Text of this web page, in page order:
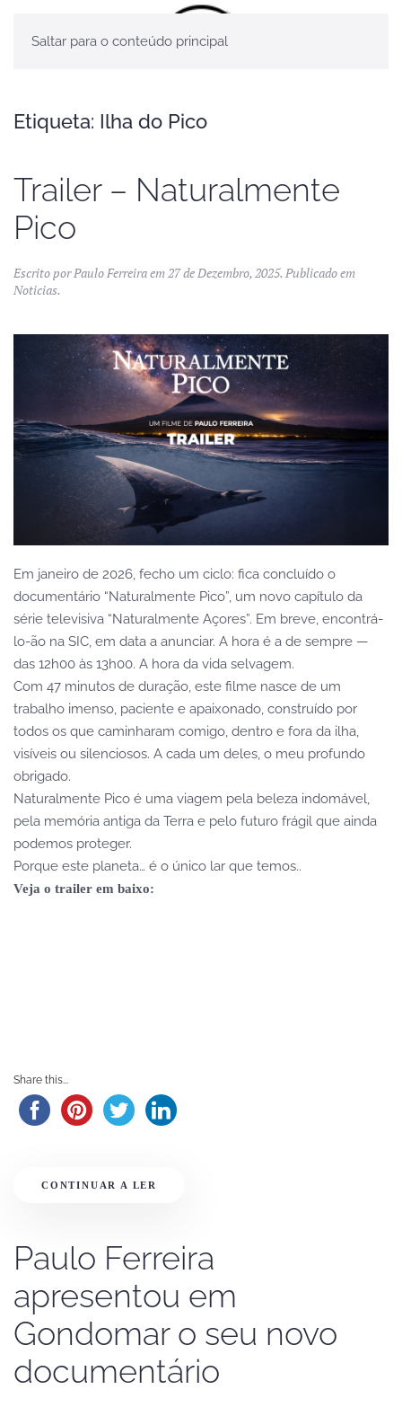
Saltar para o conteúdo principal
Etiqueta: Ilha do Pico
Trailer – Naturalmente
Pico
Escrito porPaulo Ferreiraem27 de Dezembro, 2025. Publicado em
Noticias.
Em janeiro de 2026, fecho um ciclo: fica concluído o
documentário “Naturalmente Pico”, um novo capítulo da
série televisiva “Naturalmente Açores”. Em breve, encontrá-
lo-ão na SIC, em data a anunciar. A hora é a de sempre —
das 12h00 às 13h00. A hora da vida selvagem.
Com 47 minutos de duração, este filme nasce de um
trabalho imenso, paciente e apaixonado, construído por
todos os que caminharam comigo, dentro e fora da ilha,
visíveis ou silenciosos. A cada um deles, o meu profundo
obrigado.
Naturalmente Pico é uma viagem pela beleza indomável,
pela memória antiga da Terra e pelo futuro frágil que ainda
podemos proteger.
Porque este planeta… é o único lar que temos..
Veja o trailer em baixo:
Share this...
CONTINUAR A LER
Paulo Ferreira
apresentou em
Gondomar o seu novo
documentário